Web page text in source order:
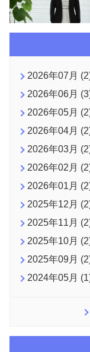
2026年07月
2026年06月
2026年05月
2026年04月
2026年03月
2026年02月
2026年01月
2025年12月
2025年11月
2025年10月
2025年09月
2024年05月